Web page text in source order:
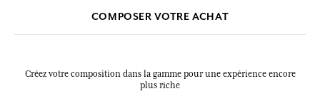
COMPOSER VOTRE ACHAT
Créez votre composition dans la gamme pour une expérience encore
plus riche